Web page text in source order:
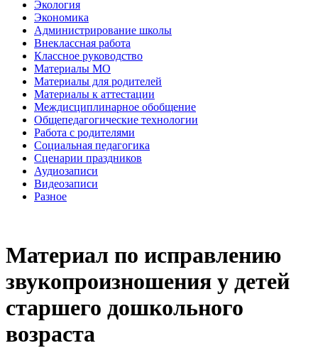
Экология
Экономика
Администрирование школы
Внеклассная работа
Классное руководство
Материалы МО
Материалы для родителей
Материалы к аттестации
Междисциплинарное обобщение
Общепедагогические технологии
Работа с родителями
Социальная педагогика
Сценарии праздников
Аудиозаписи
Видеозаписи
Разное
Материал по исправлению
звукопроизношения у детей
старшего дошкольного
возраста